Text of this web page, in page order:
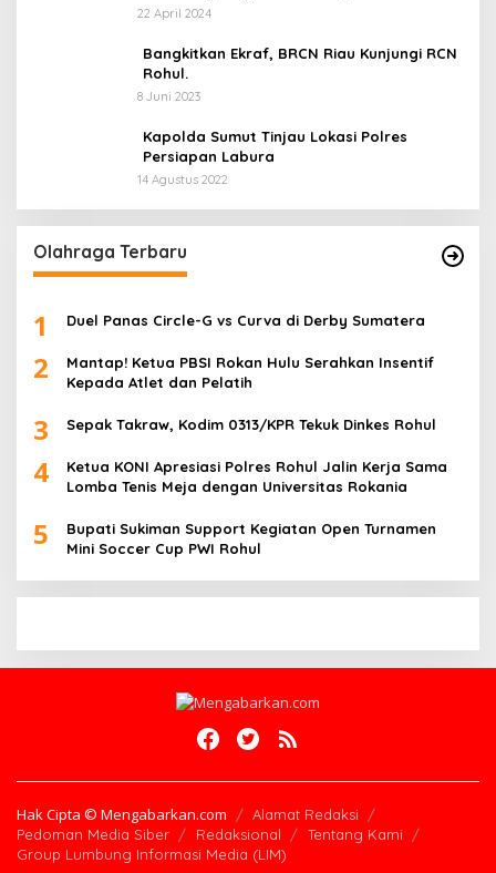
22 April 2024
Bangkitkan Ekraf, BRCN Riau Kunjungi RCN
Rohul.
8 Juni 2023
Kapolda Sumut Tinjau Lokasi Polres
Persiapan Labura
14 Agustus 2022
Olahraga Terbaru
1 Duel Panas Circle-G vs Curva di Derby Sumatera
2
Mantap! Ketua PBSI Rokan Hulu Serahkan Insentif
Kepada Atlet dan Pelatih
3 Sepak Takraw, Kodim 0313/KPR Tekuk Dinkes Rohul
4
Ketua KONI Apresiasi Polres Rohul Jalin Kerja Sama
Lomba Tenis Meja dengan Universitas Rokania
5
Bupati Sukiman Support Kegiatan Open Turnamen
Mini Soccer Cup PWI Rohul
Hak Cipta © Mengabarkan.com
Alamat Redaksi
Pedoman Media Siber
Redaksional
Tentang Kami
Group Lumbung Informasi Media (LIM)